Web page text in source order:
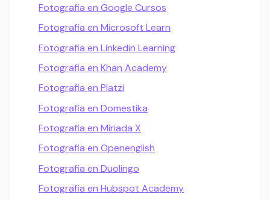
Fotografia en Google Cursos
Fotografia en Microsoft Learn
Fotografia en Linkedin Learning
Fotografia en Khan Academy
Fotografia en Platzi
Fotografia en Domestika
Fotografia en Miriada X
Fotografia en Openenglish
Fotografia en Duolingo
Fotografia en Hubspot Academy